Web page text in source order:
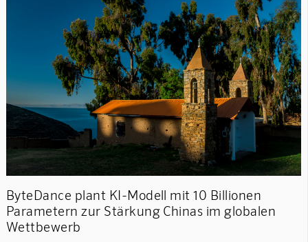
ByteDance plant KI-Modell mit 10 Billionen
Parametern zur Stärkung Chinas im globalen
Wettbewerb